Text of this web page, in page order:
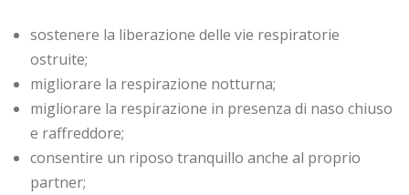
sostenere la liberazione delle vie respiratorie
ostruite;
migliorare la respirazione notturna;
migliorare la respirazione in presenza di naso chiuso
e raffreddore;
consentire un riposo tranquillo anche al proprio
partner;